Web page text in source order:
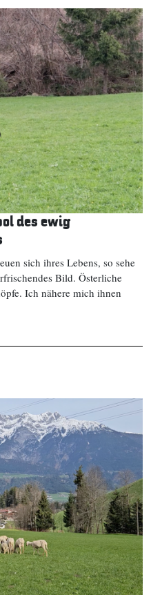
des ewig
sich ihres Lebens, so sehe
Bild. Österliche
Ich nähere mich ihnen